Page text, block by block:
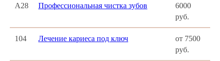
А28 Профессиональная чистка зубов
6000
руб.
104 Лечение кариеса под ключ
от 7500
руб.